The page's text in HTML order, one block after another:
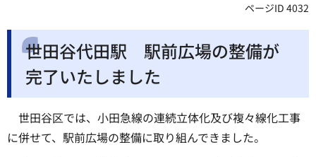
ページID 4032
世田谷代田駅 駅前広場の整備が
完了いたしました
世田谷区では、小田急線の連続立体化及び複々線化工事
に併せて、駅前広場の整備に取り組んできました。